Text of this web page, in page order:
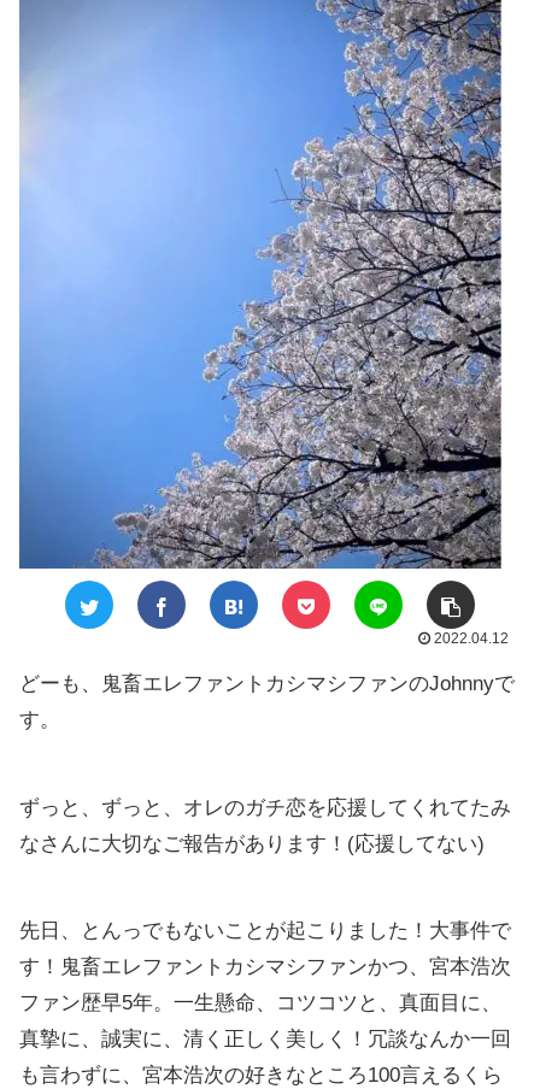
2022.04.12
どーも、鬼畜エレファントカシマシファンのJohnnyで
す。
ずっと、ずっと、オレのガチ恋を応援してくれてたみ
なさんに大切なご報告があります！(応援してない)
先日、とんっでもないことが起こりました！大事件で
す！鬼畜エレファントカシマシファンかつ、宮本浩次
ファン歴早5年。一生懸命、コツコツと、真面目に、
真摯に、誠実に、清く正しく美しく！冗談なんか一回
も言わずに、宮本浩次の好きなところ100言えるくら